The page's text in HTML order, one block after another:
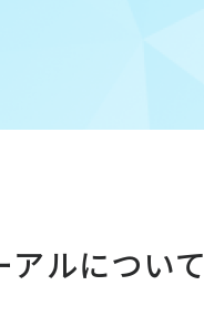
ルについて